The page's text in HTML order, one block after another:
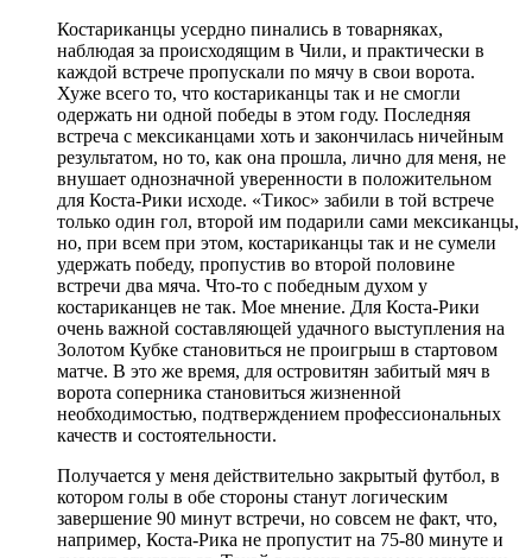
Костариканцы усердно пинались в товарняках,
наблюдая за происходящим в Чили, и практически в
каждой встрече пропускали по мячу в свои ворота.
Хуже всего то, что костариканцы так и не смогли
одержать ни одной победы в этом году. Последняя
встреча с мексиканцами хоть и закончилась ничейным
результатом, но то, как она прошла, лично для меня, не
внушает однозначной уверенности в положительном
для Коста-Рики исходе. «Тикос» забили в той встрече
только один гол, второй им подарили сами мексиканцы,
но, при всем при этом, костариканцы так и не сумели
удержать победу, пропустив во второй половине
встречи два мяча. Что-то с победным духом у
костариканцев не так. Мое мнение. Для Коста-Рики
очень важной составляющей удачного выступления на
Золотом Кубке становиться не проигрыш в стартовом
матче. В это же время, для островитян забитый мяч в
ворота соперника становиться жизненной
необходимостью, подтверждением профессиональных
качеств и состоятельности.
Получается у меня действительно закрытый футбол, в
котором голы в обе стороны станут логическим
завершение 90 минут встречи, но совсем не факт, что,
например, Коста-Рика не пропустит на 75-80 минуте и